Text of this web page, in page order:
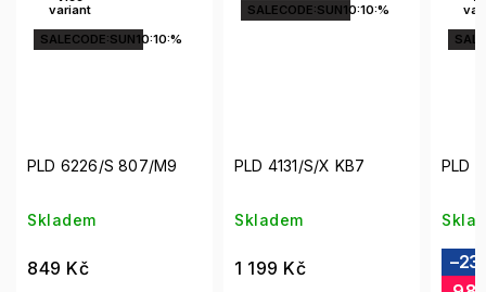
807/M9
SALECODE:SUN10:10:%
PLD 4131/S/X KB7
variant
PLD 4115/S/X 73N
1 299 Kč